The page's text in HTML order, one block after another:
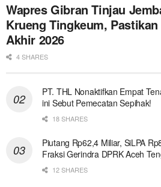
Wapres Gibran Tinjau
Krueng Tingkeum,
Akhir 2026
4 SHARES
PT. THL Nonaktifkan Empat
ini Sebut Pemecatan Sepihak!
18 SHARES
Piutang Rp62,4 Miliar, SiLPA
Fraksi Gerindra DPRK Aceh
12 SHARES